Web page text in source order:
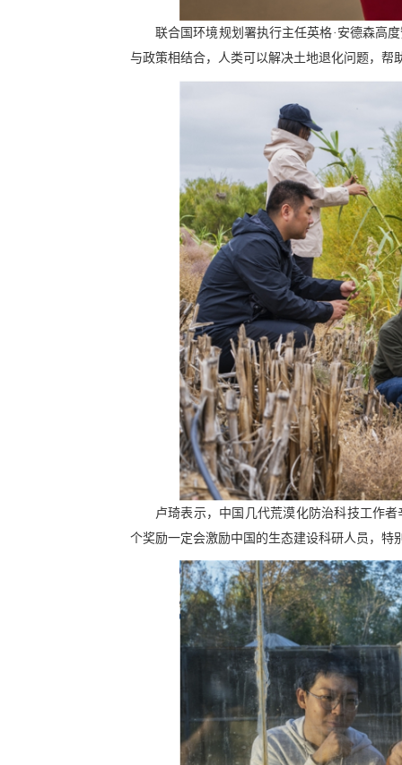
联合国环境规划署执行主任英格·安德森高
与政策相结合，人类可以解决土地退化问题，
卢琦表示，中国几代荒漠化防治科技工作
个奖励一定会激励中国的生态建设科研人员，